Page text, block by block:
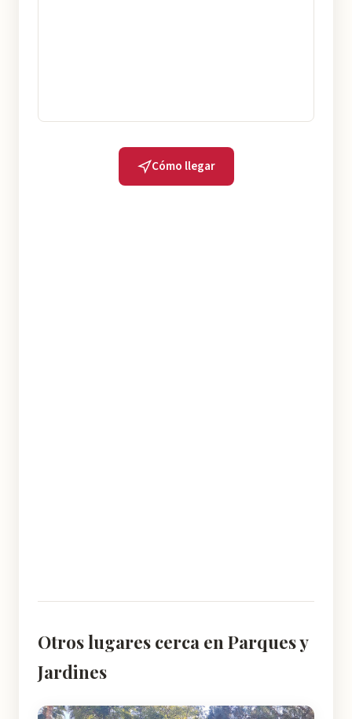
Cómo llegar
Otros lugares cerca en Parques y
Jardines